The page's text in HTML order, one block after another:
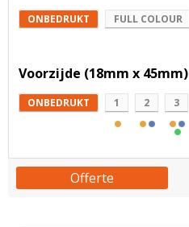
ONBEDRUKT FULL COLOUR
Voorzijde (18mm x 45mm)
ONBEDRUKT 1 2 3
Offerte